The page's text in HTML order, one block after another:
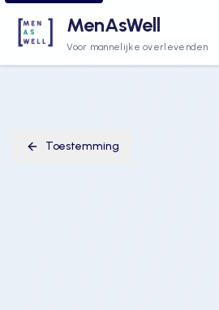
MenAsWell
Voor mannelijke overlevenden
Toestemming